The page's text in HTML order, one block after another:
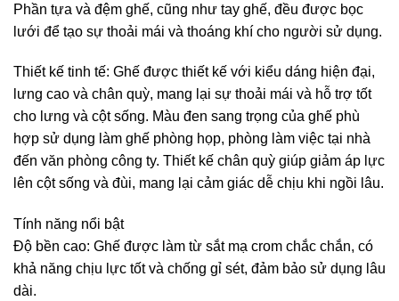
Phần tựa và đệm ghế, cũng như tay ghế, đều được bọc
lưới để tạo sự thoải mái và thoáng khí cho người sử dụng.
Thiết kế tinh tế: Ghế được thiết kế với kiểu dáng hiện đại,
lưng cao và chân quỳ, mang lại sự thoải mái và hỗ trợ tốt
cho lưng và cột sống. Màu đen sang trọng của ghế phù
hợp sử dụng làm ghế phòng họp, phòng làm việc tại nhà
đến văn phòng công ty. Thiết kế chân quỳ giúp giảm áp lực
lên cột sống và đùi, mang lại cảm giác dễ chịu khi ngồi lâu.
Tính năng nổi bật
Độ bền cao: Ghế được làm từ sắt mạ crom chắc chắn, có
khả năng chịu lực tốt và chống gỉ sét, đảm bảo sử dụng lâu
dài.